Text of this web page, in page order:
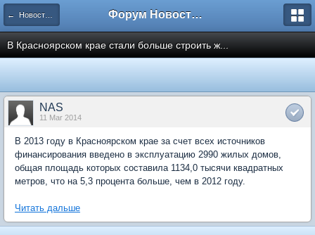
← Новости рынка недвижимости Форум Новостройки
В Красноярском крае стали больше строить ж...
NAS
11 Mar 2014
В 2013 году в Красноярском крае за счет всех источников
финансирования введено в эксплуатацию 2990 жилых домов,
общая площадь которых составила 1134,0 тысячи квадратных
метров, что на 5,3 процента больше, чем в 2012 году.
Читать дальше